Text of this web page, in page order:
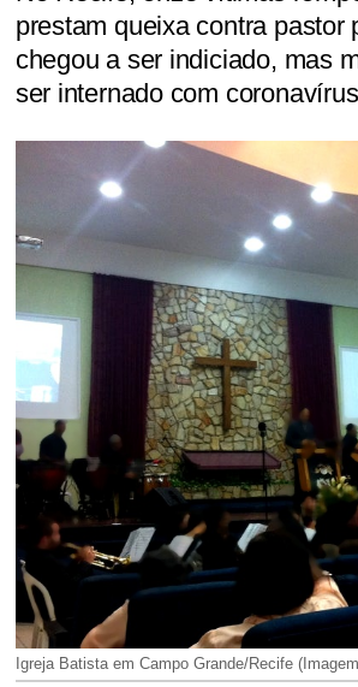
prestam queixa contra pastor
chegou a ser indiciado, mas
ser internado com coronavírus
Igreja Batista em Campo Grande/Recife